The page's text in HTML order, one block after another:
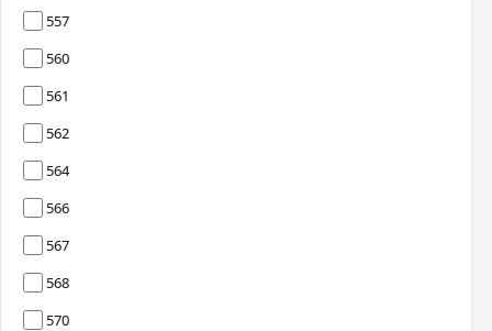
557
560
561
562
564
566
567
568
570